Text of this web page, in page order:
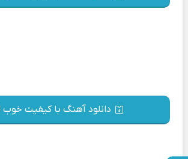
دانلود آهنگ با کیفیت خوب 128